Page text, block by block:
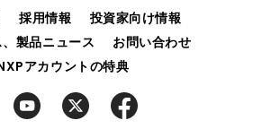
採用情報
投資家向け情報
製品ニュース
お問い合わせ
アカウントの特典